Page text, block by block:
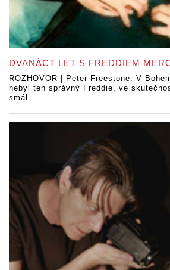
DVANÁCT LET S FREDDIEM
ROZHOVOR | Peter Freestone: V
nebyl ten správný Freddie, ve
smál